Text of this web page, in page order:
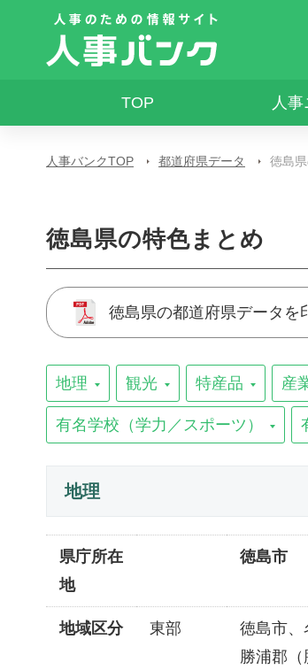
TOP 人
人事バンクTOP 都道府県データ 徳島
徳島県の特色まとめ
徳島県の都道府県データを
地理 観光 特産品 産
有名学校（学力／スポーツ）
地理
県庁所在
地
徳島市
地域区分 東部
徳島市、
勝浦郡